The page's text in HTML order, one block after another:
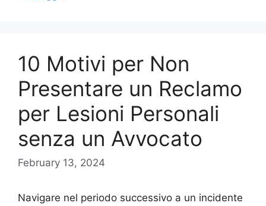
10 Motivi per Non
Presentare un Reclamo
per Lesioni Personali
senza un Avvocato
February 13, 2024
Navigare nel periodo successivo a un incidente